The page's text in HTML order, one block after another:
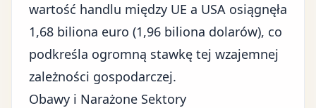
wartość handlu między UE a USA osiągnęła
1,68 biliona euro (1,96 biliona dolarów), co
podkreśla ogromną stawkę tej wzajemnej
zależności gospodarczej.
Obawy i Narażone Sektory